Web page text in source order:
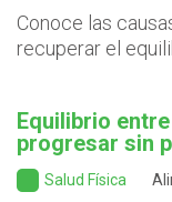
Conoce las
recuperar el
Equilibrio
progresar sin
Salud Física